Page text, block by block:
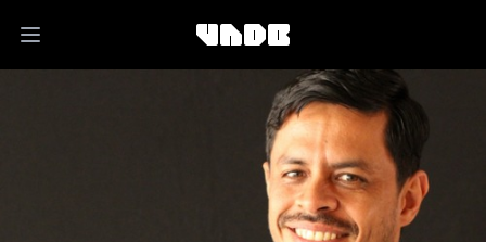
Open main menu